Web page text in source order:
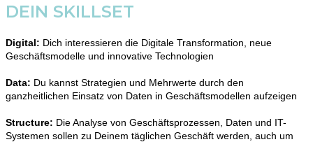
DEIN SKILLSET
Digital: Dich interessieren die Digitale Transformation, neue
Geschäftsmodelle und innovative Technologien
Data: Du kannst Strategien und Mehrwerte durch den
ganzheitlichen Einsatz von Daten in Geschäftsmodellen aufzeigen
Structure: Die Analyse von Geschäftsprozessen, Daten und IT-
Systemen sollen zu Deinem täglichen Geschäft werden, auch um